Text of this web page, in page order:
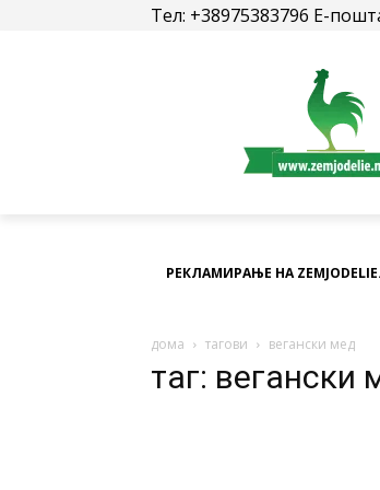
Тел: +38975383796 Е-
РЕКЛАМИРАЊЕ НА
дома тагови вегански мед
таг: вегански